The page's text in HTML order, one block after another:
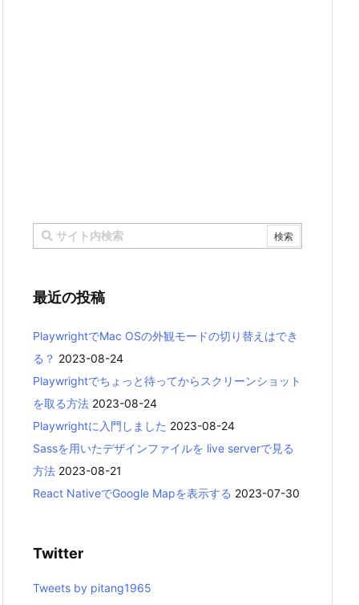
最近の投稿
PlaywrightでMac OSの外観モードの切り替えはでき
る？ 2023-08-24
Playwrightでちょっと待ってからスクリーンショット
を取る方法 2023-08-24
Playwrightに入門しました 2023-08-24
Sassを用いたデザインファイルを live serverで見る
方法 2023-08-21
React NativeでGoogle Mapを表示する 2023-07-30
Twitter
Tweets by pitang1965